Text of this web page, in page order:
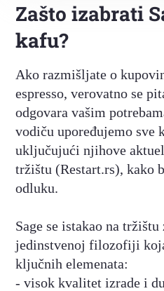
Zašto izabrati
kafu?
Ako razmišljate o
espresso, verovatno se
odgovara vašim
vodiču upoređujemo sve
uključujući njihove
tržištu (Restart.rs), kako
odluku.
Sage se istakao na
jedinstvenoj filozofiji
ključnih elemenata:
- visok kvalitet izrade i